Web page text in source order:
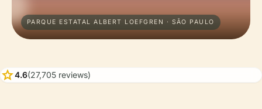
PARQUE ESTATAL ALBERT LOEFGREN · SÃO PAULO
star4.6(27,705 reviews)